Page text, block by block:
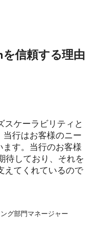
信頼する理由
ケーラビリティと
行はお客様のニー
す。当行のお客様
待しており、それを
えてくれているので
グ部門マネージャー